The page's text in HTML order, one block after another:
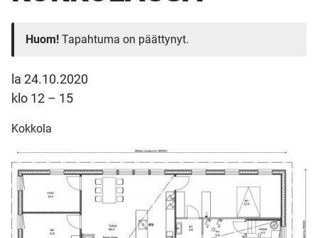
Huom! Tapahtuma on päättynyt.
la 24.10.2020
klo 12 – 15
Kokkola